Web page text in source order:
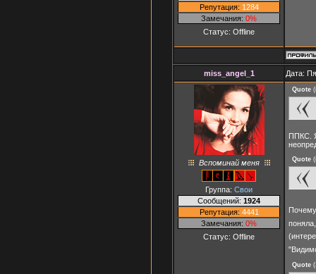
Репутация: 1284
Замечания: 0%
Статус: Offline
miss_angel_1 Дата:
Вспоминай меня
Группа: Свои
Сообщений: 1924
Репутация: 4441
Замечания: 0%
Статус: Offline
Quote (
ППКС.
Quote (
Quote (